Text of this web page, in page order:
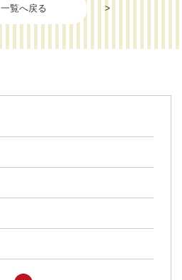
一覧へ戻る >